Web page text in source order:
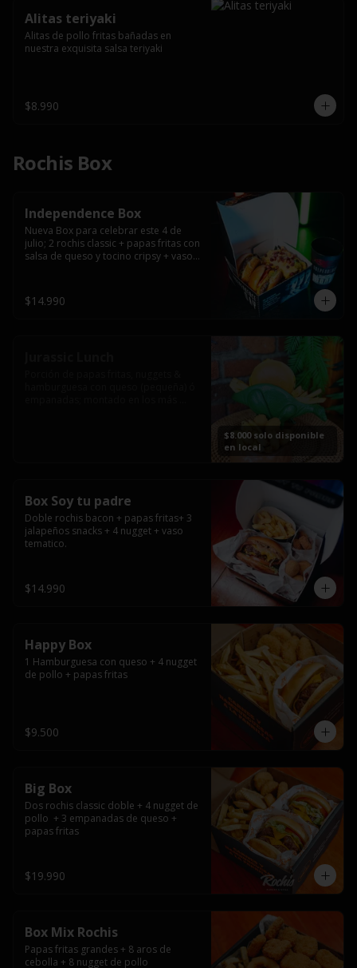
Alitas teriyaki
Alitas de pollo fritas bañadas en
nuestra exquisita salsa teriyaki
$8.990
Rochis Box
Independence Box
Nueva Box para celebrar este 4 de
julio; 2 rochis classic + papas fritas con
salsa de queso y tocino cripsy + vaso
$14.990
$8.000 solo disponible
en local
Box Soy tu padre
Doble rochis bacon + papas fritas+ 3
jalapeños snacks + 4 nugget + vaso
tematico.
$14.990
Happy Box
1 Hamburguesa con queso + 4 nugget
de pollo + papas fritas
$9.500
Big Box
Dos rochis classic doble + 4 nugget de
pollo  + 3 empanadas de queso +
papas fritas
$19.990
Box Mix Rochis
Papas fritas grandes + 8 aros de
cebolla + 8 nugget de pollo